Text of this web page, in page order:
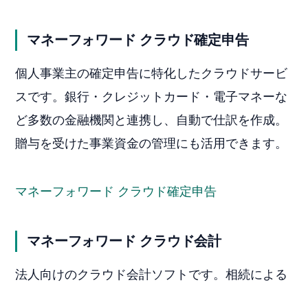
マネーフォワード クラウド確定申告
個人事業主の確定申告に特化したクラウドサービ
スです。銀行・クレジットカード・電子マネーな
ど多数の金融機関と連携し、自動で仕訳を作成。
贈与を受けた事業資金の管理にも活用できます。
マネーフォワード クラウド確定申告
マネーフォワード クラウド会計
法人向けのクラウド会計ソフトです。相続による